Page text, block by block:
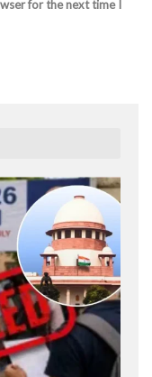
for the next time I